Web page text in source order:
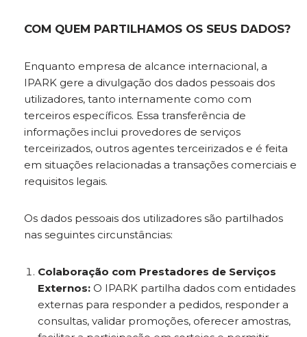
COM QUEM PARTILHAMOS OS SEUS DADOS?
Enquanto empresa de alcance internacional, a
IPARK gere a divulgação dos dados pessoais dos
utilizadores, tanto internamente como com
terceiros específicos. Essa transferência de
informações inclui provedores de serviços
terceirizados, outros agentes terceirizados e é feita
em situações relacionadas a transações comerciais e
requisitos legais.
Os dados pessoais dos utilizadores são partilhados
nas seguintes circunstâncias:
Colaboração com Prestadores de Serviços
Externos: O IPARK partilha dados com entidades
externas para responder a pedidos, responder a
consultas, validar promoções, oferecer amostras,